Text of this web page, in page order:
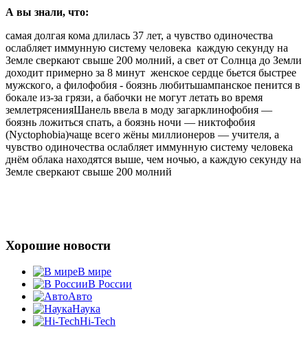
А вы знали, что:
самая долгая кома длилась 37 лет, а чувство одиночества
ослабляет иммунную систему человека каждую секунду на
Земле сверкают свыше 200 молний, а свет от Солнца до Земли
доходит примерно за 8 минут женское сердце бьется быстрее
мужского, а филофобия - боязнь любитьшампанское пенится в
бокале из-за грязи, а бабочки не могут летать во время
землетрясенияШанель ввела в моду загарклинофобия —
боязнь ложиться спать, а боязнь ночи — никтофобия
(Nyctophobia)чаще всего жёны миллионеров — учителя, а
чувство одиночества ослабляет иммунную систему человека
днём облака находятся выше, чем ночью, а каждую секунду на
Земле сверкают свыше 200 молний
Хорошие новости
В мире
В России
Авто
Наука
Hi-Tech